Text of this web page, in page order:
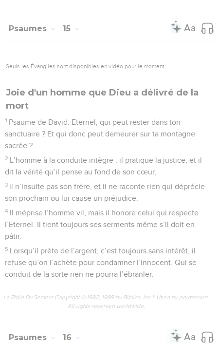
Psaumes 15
Seuls les Évangiles sont disponibles en vidéo pour le moment.
Joie d'un homme que Dieu a délivré de la
mort
1 Psaume de David. Eternel, qui peut rester dans ton
sanctuaire ? Et qui donc peut demeurer sur ta montagne
sacrée ?
2 L’homme à la conduite intègre : il pratique la justice, et il
dit la vérité qu’il pense au fond de son cœur,
3 il n’insulte pas son frère, et il ne raconte rien qui déprécie
son prochain ou lui cause un préjudice.
4 Il méprise l’homme vil, mais il honore celui qui respecte
l’Eternel. Il tient toujours ses serments même s’il doit en
pâtir.
5 Lorsqu’il prête de l’argent, c’est toujours sans intérêt, il
refuse qu’on l’achète pour condamner l’innocent. Qui se
conduit de la sorte rien ne pourra l’ébranler.
La Bible Du Semeur Copyright © 1992, 1999 by Biblica, Inc.® Used by permission.
All rights reserved worldwide.
Psaumes 16